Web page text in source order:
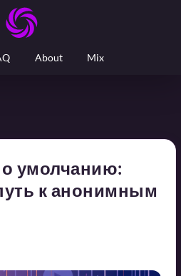
About Mix
умолчанию:
к анонимным